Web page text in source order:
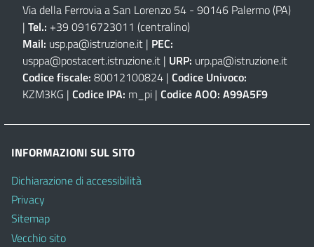
Via della Ferrovia a San Lorenzo 54 - 90146 Palermo (PA)
| Tel.: +39 0916723011 (centralino)
Mail: usp.pa@istruzione.it | PEC:
usppa@postacert.istruzione.it | URP: urp.pa@istruzione.it
Codice fiscale: 80012100824 | Codice Univoco:
KZM3KG | Codice IPA: m_pi | Codice AOO: A99A5F9
INFORMAZIONI SUL SITO
Dichiarazione di accessibilità
Privacy
Sitemap
Vecchio sito